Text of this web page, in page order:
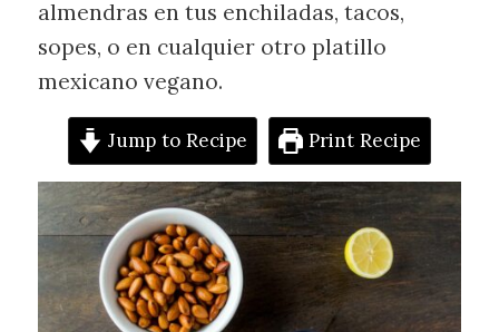
almendras en tus enchiladas, tacos,
sopes, o en cualquier otro platillo
mexicano vegano.
Jump to Recipe Print Recipe